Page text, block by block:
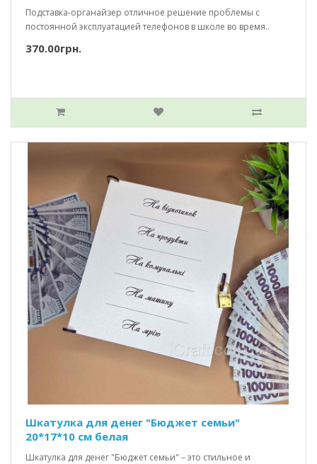
Подставка-органайзер отличное решение проблемы с
постоянной эксплуатацией телефонов в школе во время..
370.00грн.
Шкатулка для денег "Бюджет семьи"
20*17*10 см белая
Шкатулка для денег "Бюджет семьи" – это стильное и